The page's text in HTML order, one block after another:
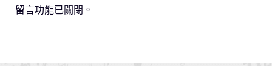
留言功能已關閉。